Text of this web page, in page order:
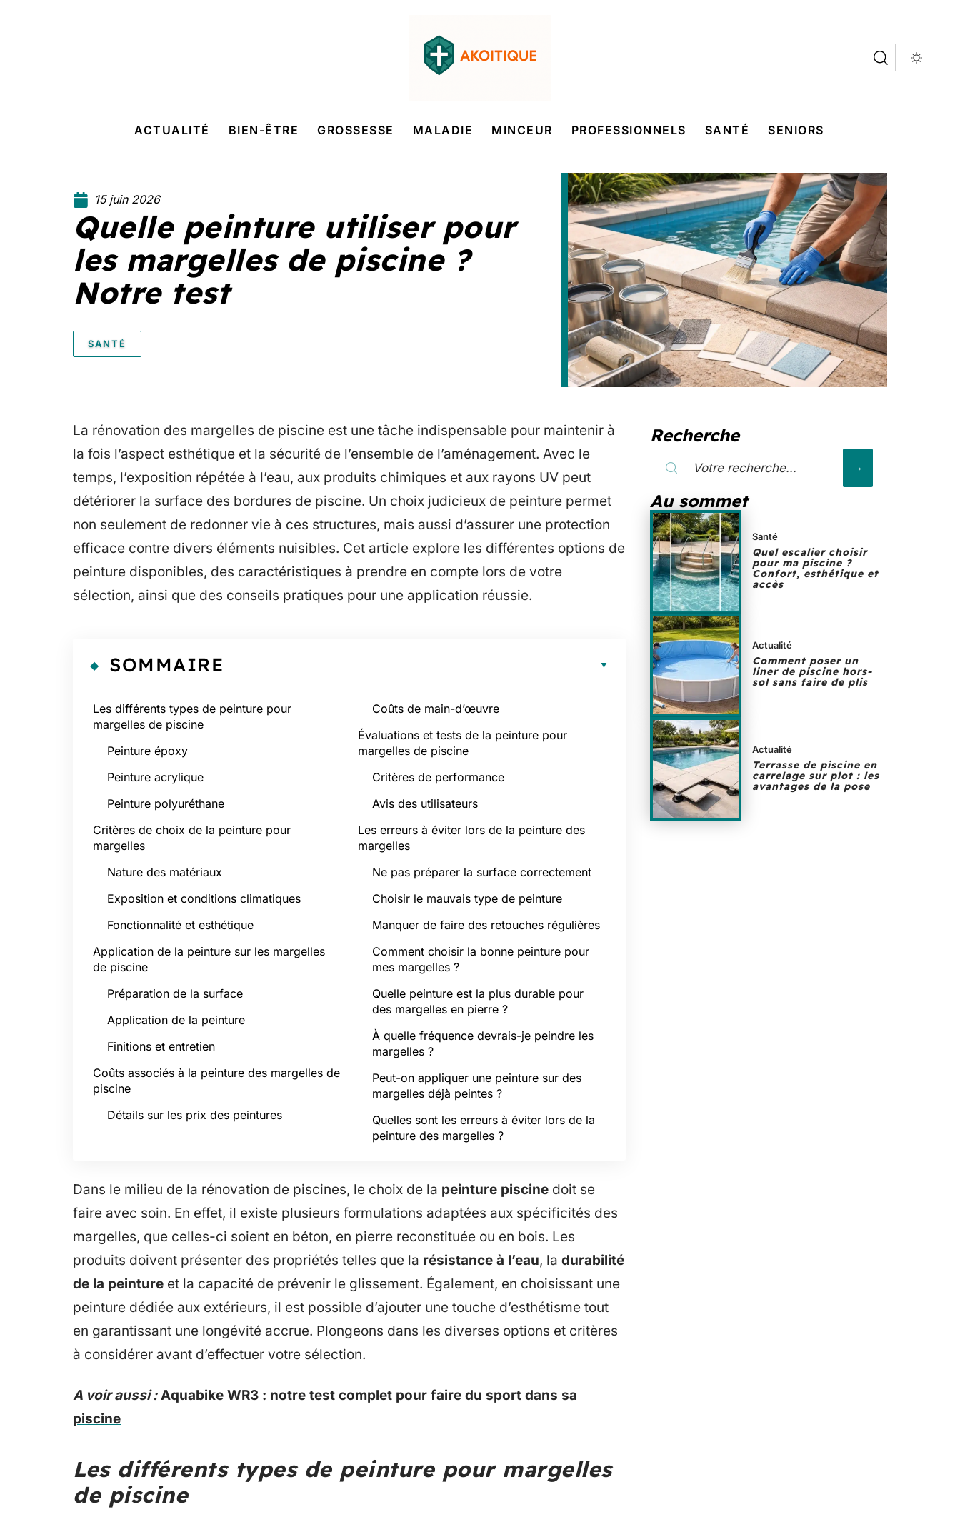
ACTUALITÉ BIEN-ÊTRE GROSSESSE MALADIE MINCEUR PROFESSIONNELS SANTÉ SENIORS
15 juin 2026
Quelle peinture utiliser pour
les margelles de piscine ?
Notre test
SANTÉ
La rénovation des margelles de piscine est une tâche indispensable pour maintenir à
la fois l’aspect esthétique et la sécurité de l’ensemble de l’aménagement. Avec le
temps, l’exposition répétée à l’eau, aux produits chimiques et aux rayons UV peut
détériorer la surface des bordures de piscine. Un choix judicieux de peinture permet
non seulement de redonner vie à ces structures, mais aussi d’assurer une protection
efficace contre divers éléments nuisibles. Cet article explore les différentes options de
peinture disponibles, des caractéristiques à prendre en compte lors de votre
sélection, ainsi que des conseils pratiques pour une application réussie.
SOMMAIRE
Les différents types de peinture pour
margelles de piscine
Peinture époxy
Peinture acrylique
Peinture polyuréthane
Critères de choix de la peinture pour
margelles
Nature des matériaux
Exposition et conditions climatiques
Fonctionnalité et esthétique
Application de la peinture sur les margelles
de piscine
Préparation de la surface
Application de la peinture
Finitions et entretien
Coûts associés à la peinture des margelles de
piscine
Détails sur les prix des peintures
Coûts de main-d’œuvre
Évaluations et tests de la peinture pour
margelles de piscine
Critères de performance
Avis des utilisateurs
Les erreurs à éviter lors de la peinture des
margelles
Ne pas préparer la surface correctement
Choisir le mauvais type de peinture
Manquer de faire des retouches régulières
Comment choisir la bonne peinture pour
mes margelles ?
Quelle peinture est la plus durable pour
des margelles en pierre ?
À quelle fréquence devrais-je peindre les
margelles ?
Peut-on appliquer une peinture sur des
margelles déjà peintes ?
Quelles sont les erreurs à éviter lors de la
peinture des margelles ?
Dans le milieu de la rénovation de piscines, le choix de la peinture piscine doit se
faire avec soin. En effet, il existe plusieurs formulations adaptées aux spécificités des
margelles, que celles-ci soient en béton, en pierre reconstituée ou en bois. Les
produits doivent présenter des propriétés telles que la résistance à l’eau, la durabilité
de la peinture et la capacité de prévenir le glissement. Également, en choisissant une
peinture dédiée aux extérieurs, il est possible d’ajouter une touche d’esthétisme tout
en garantissant une longévité accrue. Plongeons dans les diverses options et critères
à considérer avant d’effectuer votre sélection.
A voir aussi : Aquabike WR3 : notre test complet pour faire du sport dans sa
piscine
Les différents types de peinture pour margelles
de piscine
Recherche
Au sommet
Santé
Quel escalier choisir
pour ma piscine ?
Confort, esthétique et
accès
Actualité
Comment poser un
liner de piscine hors-
sol sans faire de plis
Actualité
Terrasse de piscine en
carrelage sur plot : les
avantages de la pose